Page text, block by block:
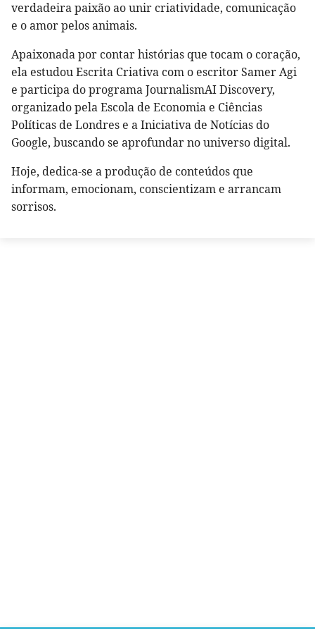
verdadeira paixão ao unir criatividade, comunicação
e o amor pelos animais.
Apaixonada por contar histórias que tocam o coração,
ela estudou Escrita Criativa com o escritor Samer Agi
e participa do programa JournalismAI Discovery,
organizado pela Escola de Economia e Ciências
Políticas de Londres e a Iniciativa de Notícias do
Google, buscando se aprofundar no universo digital.
Hoje, dedica-se a produção de conteúdos que
informam, emocionam, conscientizam e arrancam
sorrisos.